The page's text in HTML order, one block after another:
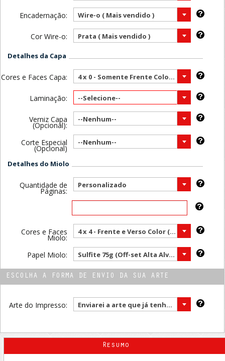
Encadernação: Wire-o ( Mais vendido )
Cor Wire-o: Prata ( Mais vendido )
Detalhes da Capa
Cores e Faces Capa: 4 x 0 - Somente Frente Color ( Mais vendido )
Laminação: --Selecione--
Verniz Capa
(Opcional):
--Nenhum--
Corte Especial
(Opcional)
--Nenhum--
Detalhes do Miolo
Quantidade de
Páginas:
Personalizado
Cores e Faces
Miolo:
4 x 4 - Frente e Verso Color ( Mais vendido )
Papel Miolo: Sulfite 75g (Off-set Alta Alvura) ( Mais vendido )
ESCOLHA A FORMA DE ENVIO DA SUA ARTE
Arte do Impresso: Enviarei a arte que já tenho (no final da compra)
Resumo